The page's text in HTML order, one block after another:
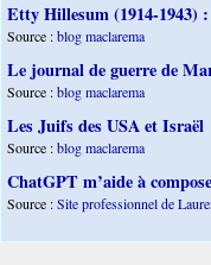
Etty Hillesum (1914-1943) :
Source :blog maclarema
Le journal de guerre de
Source :blog maclarema
Les Juifs des USA et Israël
Source :blog maclarema
ChatGPT m’aide à
Source :Site professionnel de